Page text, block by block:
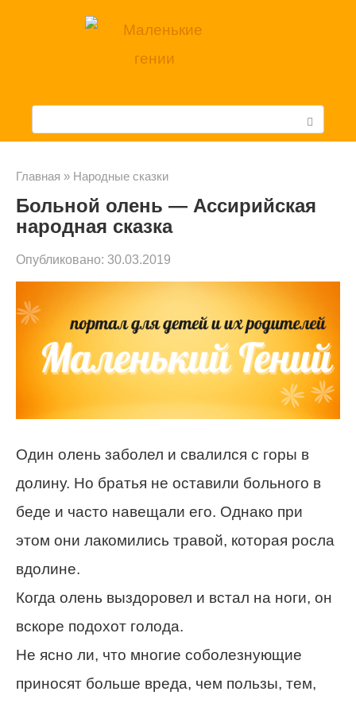
с
Главная » Народные сказки
Больной олень — Ассирийская
народная сказка
Опубликовано: 30.03.2019
Один олень заболел и свалился с горы в
долину. Но братья не оставили больного в
беде и часто навещали его. Однако при
этом они лакомились травой, которая росла
вдолине.
Когда олень выздоровел и встал на ноги, он
вскоре подохот голода.
Не ясно ли, что многие соболезнующие
приносят больше вреда, чем пользы, тем,